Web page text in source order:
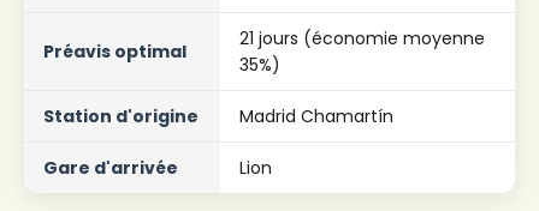
Préavis optimal
21 jours (économie moyenne
35%)
Station d'origine Madrid Chamartín
Gare d'arrivée Lion